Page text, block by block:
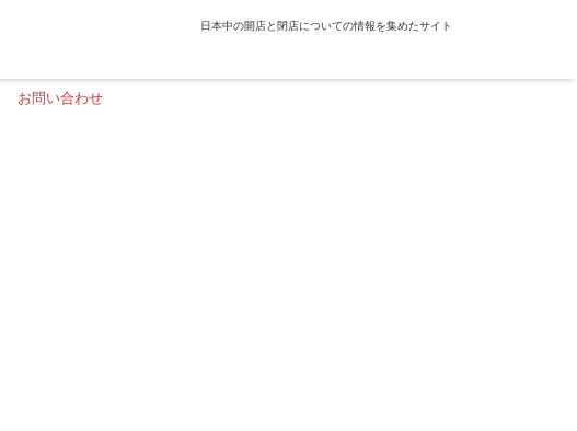
日本中の開店と閉店についての情報を集めたサイト
お問い合わせ